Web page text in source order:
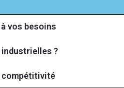
vos besoins
?
compétitivité